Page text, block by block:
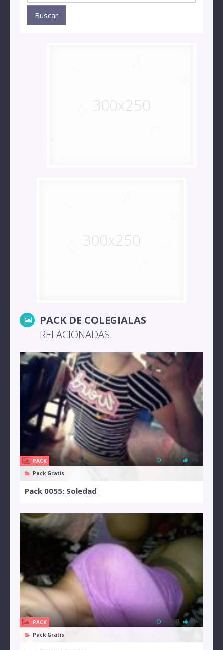
PACK DE COLEGIALAS
RELACIONADAS
PACK
Pack Gratis
39 MB 0%
Pack 0055: Soledad
PACK
Pack Gratis
17 MB 0%